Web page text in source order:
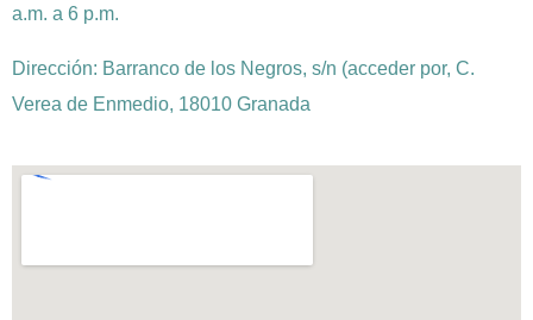
a.m. a 6 p.m.
Dirección: Barranco de los Negros, s/n (acceder por, C.
Verea de Enmedio, 18010 Granada